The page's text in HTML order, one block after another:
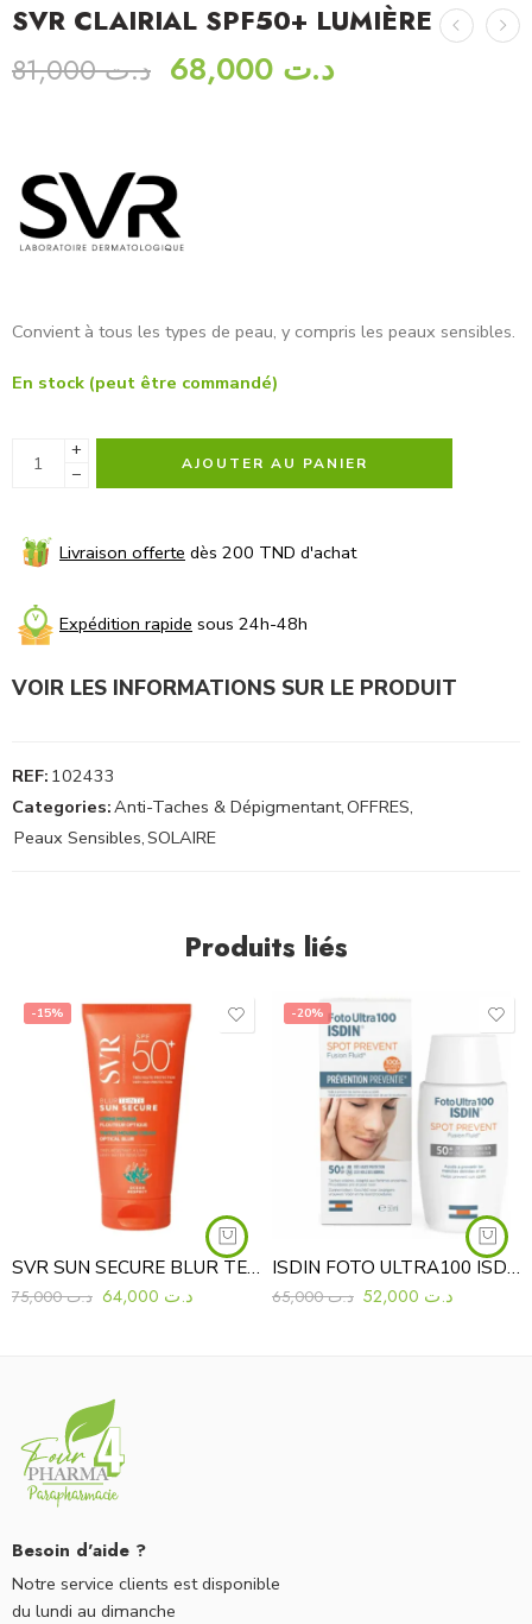
SVR CLAIRIAL SPF50+ LUMIÈRE
د.ت81,000 د.ت
Convient à tous les types de peau, y compris les peaux sensibles.
En stock (peut être commandé)
+
−
AJOUTER AU PANIER
Livraison offerte dès 200 TND d'achat
Expédition rapide sous 24h-48h
VOIR LES INFORMATIONS SUR LE PRODUIT
REF: 102433
Categories:Anti-Taches & Dépigmentant,OFFRES,
Peaux Sensibles,SOLAIRE
Produits liés
-15%
SVR SUN SECURE BLUR TEINTE SPF50+
د.ت75,000 د.ت
-20%
ISDIN FOTO ULTRA100 ISDIN SPOT PREVENT FUSION FLUID SPF 50+
د.ت65,000 د.ت
Besoin d'aide ?
Notre service clients est disponible
du lundi au dimanche